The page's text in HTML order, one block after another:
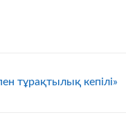
тұрақтылық кепілі»